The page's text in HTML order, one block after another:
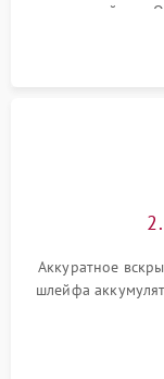
лабораторного
Аккуратное
шлейфа